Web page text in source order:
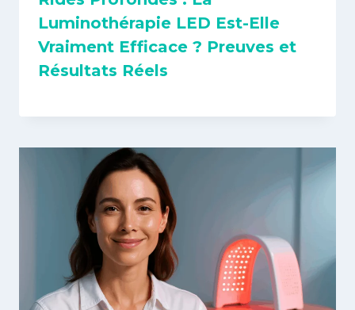
Luminothérapie LED Est-Elle
Vraiment Efficace ? Preuves et
Résultats Réels